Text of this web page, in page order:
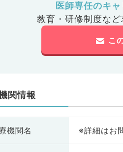
医師専任のキ
教育・研修制度など
こ
関情報
機関名 ※詳細はお